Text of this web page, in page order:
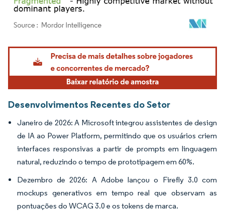
Imagem © Mordor Intelligence. O reuso requer atribuição conforme CC BY 4.0.
Desenvolvimentos Recentes do Setor
Janeiro de 2026: A Microsoft integrou assistentes de design
de IA ao Power Platform, permitindo que os usuários criem
interfaces responsivas a partir de prompts em linguagem
natural, reduzindo o tempo de prototipagem em 60%.
Dezembro de 2026: A Adobe lançou o Firefly 3.0 com
mockups generativos em tempo real que observam as
pontuações do WCAG 3.0 e os tokens de marca.